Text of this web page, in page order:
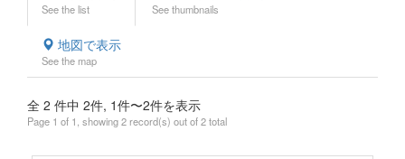
See the list See thumbnails
地図で表示
See the map
全 2 件中 2件, 1件〜2件を表示
Page 1 of 1, showing 2 record(s) out of 2 total